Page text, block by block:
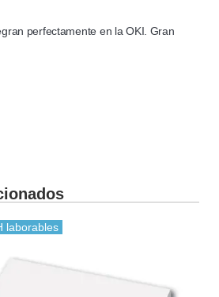
perfectamente en la OKI. Gran
laborables